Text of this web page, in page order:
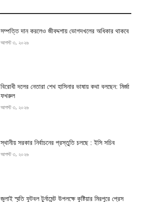
সম্পত্তি দান করলেও জীবদ্দশায় ভোগদখলের অধিকার থাকবে
আগস্ট ৩, ২০২৬
বিরোধী দলের নেতারা শেখ হাসিনার ভাষায় কথা বলছেন: মির্জা
ফখরুল
আগস্ট ৩, ২০২৬
স্থানীয় সরকার নির্বাচনের প্রস্তুতি চলছে : ইসি সচিব
আগস্ট ৩, ২০২৬
জুলাই স্মৃতি ফুটবল টুর্নামেন্ট উপলক্ষে কুষ্টিয়ার মিরপুরে প্রেস